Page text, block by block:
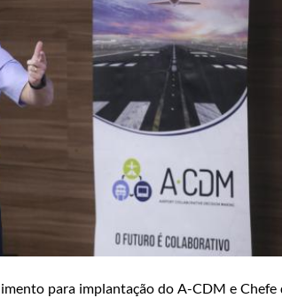
para implantação do A-CDM e